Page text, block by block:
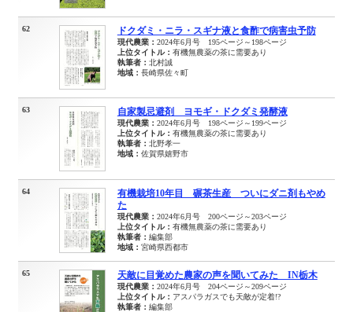
62 ドクダミ・ニラ・スギナ液と食酢で病害虫予防
現代農業： 2024年6月号 195ページ～198ページ
上位タイトル： 有機無農薬の茶に需要あり
執筆者： 北村誠
地域： 長崎県佐々町
63 自家製忌避剤 ヨモギ・ドクダミ発酵液
現代農業： 2024年6月号 198ページ～199ページ
上位タイトル： 有機無農薬の茶に需要あり
執筆者： 北野孝一
地域： 佐賀県嬉野市
64
有機栽培10年目 碾茶生産 ついにダニ剤もやめ
た
現代農業： 2024年6月号 200ページ～203ページ
上位タイトル： 有機無農薬の茶に需要あり
執筆者： 編集部
地域： 宮崎県西都市
65 天敵に目覚めた農家の声を聞いてみた IN栃木
現代農業： 2024年6月号 204ページ～209ページ
上位タイトル： アスパラガスでも天敵が定着!?
執筆者： 編集部